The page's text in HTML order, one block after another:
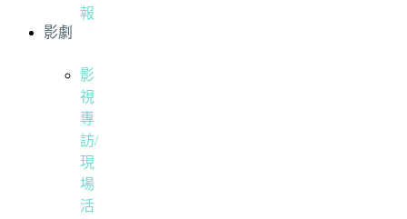
報
影劇
影
視
專
訪/
現
場
活